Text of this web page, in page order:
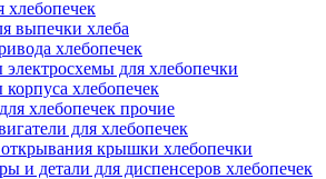
выпечки хлеба
хлебопечек
для хлебопечки
хлебопечек
хлебопечек прочие
для хлебопечек
крышки хлебопечки
и детали для диспенсеров хлебопечек